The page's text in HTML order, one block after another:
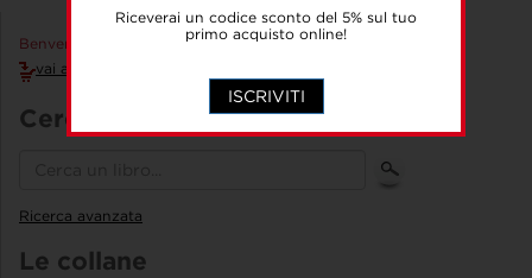
Riceverai un codice sconto del 5% sul tuo
primo acquisto online!
ISCRIVITI
Benvenuto Accedi!
vai al carrello
Cerca un libro
Ricerca avanzata
Le collane